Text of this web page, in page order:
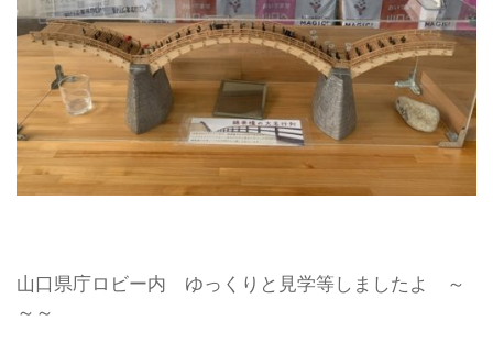
山口県庁ロビー内 ゆっくりと見学等しましたよ ～
～～